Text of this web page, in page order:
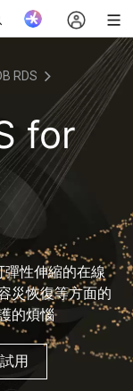
RDS
for
彈性伸縮的在線
災恢復等方面的
的煩惱
用
新